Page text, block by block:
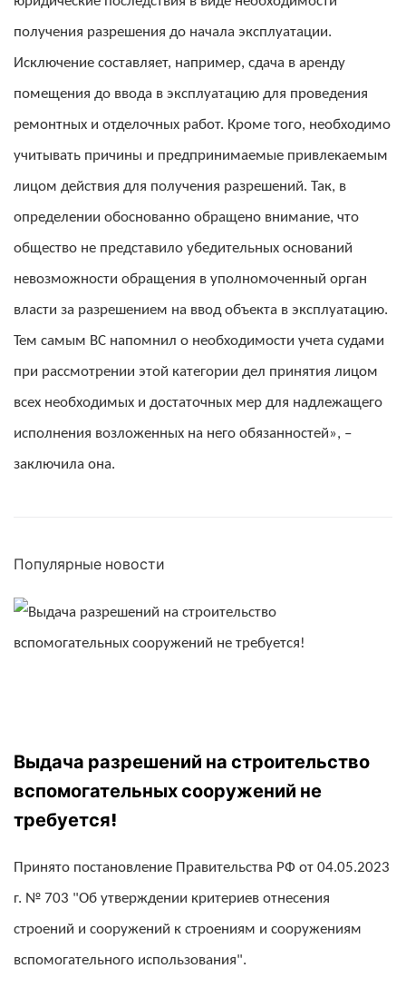
получения разрешения до начала эксплуатации.
Исключение составляет, например, сдача в аренду
помещения до ввода в эксплуатацию для проведения
ремонтных и отделочных работ. Кроме того, необходимо
учитывать причины и предпринимаемые привлекаемым
лицом действия для получения разрешений. Так, в
определении обоснованно обращено внимание, что
общество не представило убедительных оснований
невозможности обращения в уполномоченный орган
власти за разрешением на ввод объекта в эксплуатацию.
Тем самым ВС напомнил о необходимости учета судами
при рассмотрении этой категории дел принятия лицом
всех необходимых и достаточных мер для надлежащего
исполнения возложенных на него обязанностей», –
заключила она.
Популярные новости
Выдача разрешений на строительство
вспомогательных сооружений не
требуется!
Принято постановление Правительства РФ от 04.05.2023
г. № 703 "Об утверждении критериев отнесения
строений и сооружений к строениям и сооружениям
вспомогательного использования".